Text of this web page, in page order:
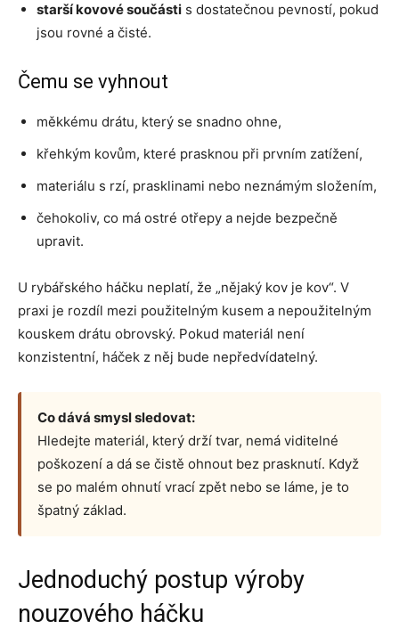
starší kovové součásti s dostatečnou pevností, pokud
jsou rovné a čisté.
Čemu se vyhnout
měkkému drátu, který se snadno ohne,
křehkým kovům, které prasknou při prvním zatížení,
materiálu s rzí, prasklinami nebo neznámým složením,
čehokoliv, co má ostré otřepy a nejde bezpečně
upravit.
U rybářského háčku neplatí, že „nějaký kov je kov“. V
praxi je rozdíl mezi použitelným kusem a nepoužitelným
kouskem drátu obrovský. Pokud materiál není
konzistentní, háček z něj bude nepředvídatelný.
Co dává smysl sledovat:
Hledejte materiál, který drží tvar, nemá viditelné
poškození a dá se čistě ohnout bez prasknutí. Když
se po malém ohnutí vrací zpět nebo se láme, je to
špatný základ.
Jednoduchý postup výroby
nouzového háčku